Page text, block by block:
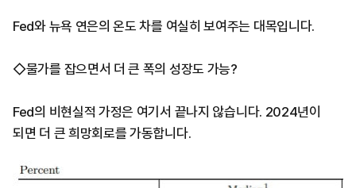
Fed와 뉴욕 연은의 온도 차를 여실히 보여주는 대목입니다.
◇물가를 잡으면서 더 큰 폭의 성장도 가능?
Fed의 비현실적 가정은 여기서 끝나지 않습니다. 2024년이
되면 더 큰 희망회로를 가동합니다.